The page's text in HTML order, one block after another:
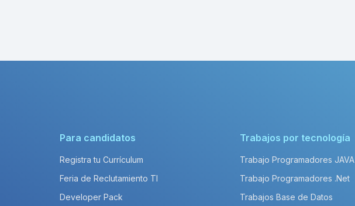
Para candidatos
Registra tu Currículum
Feria de Reclutamiento TI
Developer Pack
Trabajos por tecnología
Trabajo Programadores JAVA
Trabajo Programadores .Net
Trabajos Base de Datos